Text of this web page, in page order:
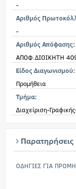
-
Αριθμός
-
Αριθμός Απόφασης:
ΑΠΟΦ.ΔΙΟΙΚΗΤΗ
Είδος Διαγωνισμού:
Προμήθεια
Τμήμα:
Διαχείριση-
Παρατηρήσεις
ΟΔΗΓΙΕΣ ΓΙΑ